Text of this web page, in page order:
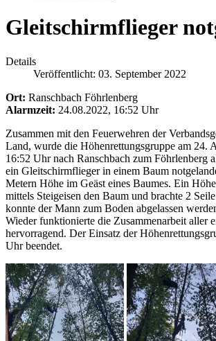
Gleitschirmflieger
Details
Veröffentlicht: 03. September 2022
Ort: Ranschbach Föhrlenberg
Alarmzeit: 24.08.2022, 16:52 Uhr
Zusammen mit den Feuerwehren der
Land, wurde die Höhenrettungsgruppe am 24.
16:52 Uhr nach Ranschbach zum Föhrlenberg
ein Gleitschirmflieger in einem Baum
Metern Höhe im Geäst eines Baumes. Ein
mittels Steigeisen den Baum und brachte 2
konnte der Mann zum Boden abgelassen
Wieder funktionierte die Zusammenarbeit aller
hervorragend. Der Einsatz der
Uhr beendet.